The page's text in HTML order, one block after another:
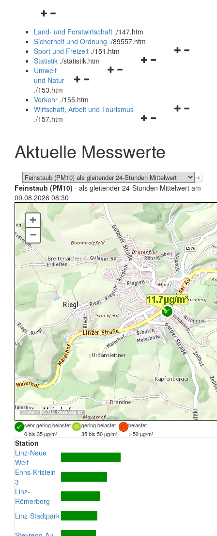
Navigationsmenü
und
schließen
Land- und Forstwirtschaft ./147.htm
Sicherheit und Ordnung ./89557.htm
Navigationsmenü
Sport und Freizeit ./151.htm
Navigationsmenü
Statistik ./statistik.htm
Navigationsmenü
und
schließen
Umwelt
und Natur
./153.htm
Verkehr ./155.htm
Navigationsmenü
schließen
Wirtschaft, Arbeit und Tourismus
./157.htm
Aktuelle Messwerte
Feinstaub (PM10) - als gleitender 24-Stunden Mittelwert am
09.08.2026 08:30
Quellen: DORIS,basemap.at
+
–
sehr gering belastet gering belastet
belastet
0 bis 35 µg/m³
35 bis 50 µg/m³ > 50 µg/m³
Station
Linz-Neue
Welt
Enns-Kristein
3
Linz-
Römerberg
Linz-Stadtpark